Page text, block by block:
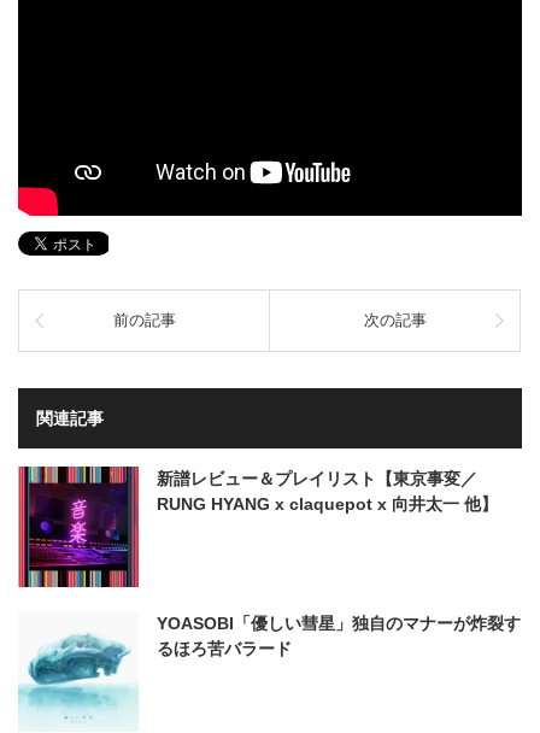
前の記事 次の記事
関連記事
新譜レビュー＆プレイリスト【東京事変／
RUNG HYANG x claquepot x 向井太一 他】
YOASOBI「優しい彗星」独自のマナーが炸裂す
るほろ苦バラード